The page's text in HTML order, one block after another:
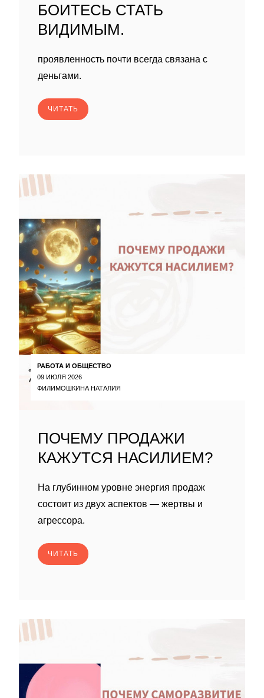
БОИТЕСЬ СТАТЬ
ВИДИМЫМ.
проявленность почти всегда связана с
деньгами.
ЧИТАТЬ
РАБОТА И ОБЩЕСТВО
09 ИЮЛЯ 2026
ФИЛИМОШКИНА НАТАЛИЯ
ПОЧЕМУ ПРОДАЖИ
КАЖУТСЯ НАСИЛИЕМ?
На глубинном уровне энергия продаж
состоит из двух аспектов — жертвы и
агрессора.
ЧИТАТЬ